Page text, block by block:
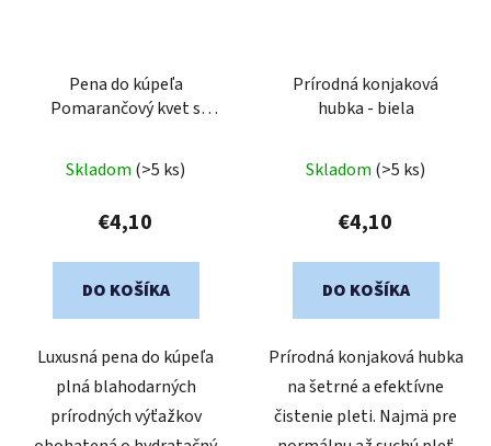
Pena do kúpeľa
Pomarančový kvet s
Skladom (>5 ks)
€4,10
DO KOŠÍKA
Luxusná pena do kúpeľa
plná blahodarných
prírodných výťažkov
Prírodná konjaková
hubka - biela
Skladom (>5 ks)
€4,10
DO KOŠÍKA
Prírodná konjaková hubka
na šetrné a efektívne
čistenie pleti. Najmä pre